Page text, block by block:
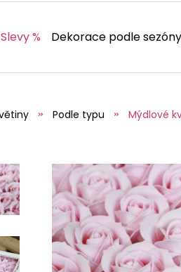
Slevy % Dekorace podle sezóny
Podle typu Mýdlové